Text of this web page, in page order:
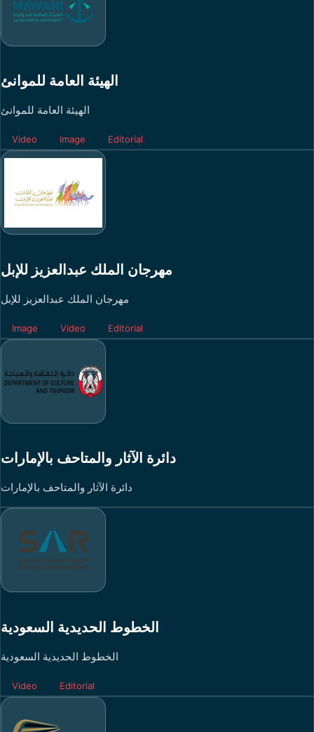
الهيئة العامة للموانئ
الهيئة العامة للموانئ
Video Image Editorial
مهرجان الملك عبدالعزيز للإبل
مهرجان الملك عبدالعزيز للإبل
Image Video Editorial
دائرة الآثار والمتاحف بالإمارات
دائرة الآثار والمتاحف بالإمارات
الخطوط الحديدية السعودية
الخطوط الحديدية السعودية
Video Editorial